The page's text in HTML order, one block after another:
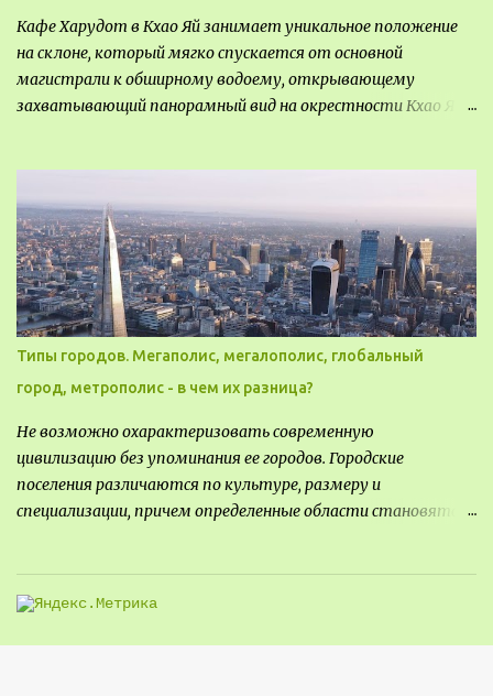
Кафе Харудот в Кхао Яй занимает уникальное положение
на склоне, который мягко спускается от основной
магистрали к обширному водоему, открывающему
захватывающий панорамный вид на окрестности Кхао Яй.
могли бы свободно попасть, не заходя в само заведение.
Типы городов. Мегаполис, мегалополис, глобальный
город, метрополис - в чем их разница?
Не возможно охарактеризовать современную
цивилизацию без упоминания ее городов. Городские
поселения различаются по культуре, размеру и
специализации, причем определенные области становятся
поселения был общим показателем его важности - чем
крупнее город, тем больше мощности он приносил, однако, с
большой миграцией в сельскую местность в прошлом веке,